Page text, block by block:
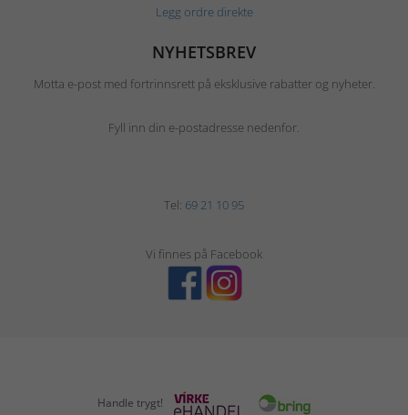
Legg ordre direkte
NYHETSBREV
Motta e-post med fortrinnsrett på eksklusive rabatter og nyheter.
Fyll inn din e-postadresse nedenfor.
Tel: 69 21 10 95
Vi finnes på Facebook
Handle trygt!